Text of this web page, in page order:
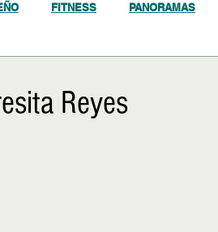
FITNESS PANORAMAS
Reyes